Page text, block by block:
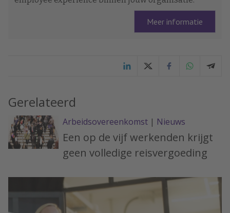
Meer informatie
Gerelateerd
Arbeidsovereenkomst | Nieuws
Een op de vijf werkenden krijgt
geen volledige reisvergoeding